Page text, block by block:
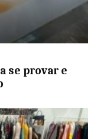
se provar e